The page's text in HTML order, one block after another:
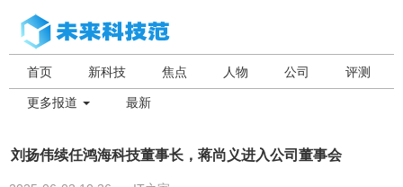
首页 新科技 焦点 人物 公司 评测
更多报道 最新
刘扬伟续任鸿海科技董事长，蒋尚义进入公司董事会